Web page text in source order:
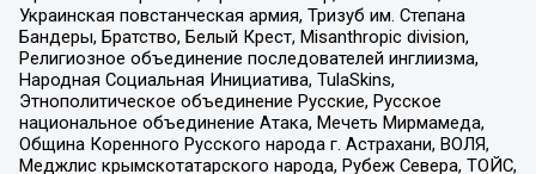
Украинская повстанческая армия, Тризуб им. Степана
Бандеры, Братство, Белый Крест, Misanthropic division,
Религиозное объединение последователей инглиизма,
Народная Социальная Инициатива, TulaSkins,
Этнополитическое объединение Русские, Русское
национальное объединение Атака, Мечеть Мирмамеда,
Община Коренного Русского народа г. Астрахани, ВОЛЯ,
Меджлис крымскотатарского народа, Рубеж Севера, ТОЙС,